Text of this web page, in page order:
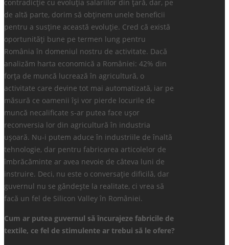
contradicție cu evoluția salariilor din țară, dar, pe
de altă parte, dorim să obținem unele beneficii
pentru a susține această evoluție. Cred că există
oportunități bune pe termen lung pentru
România în domeniul nostru de activitate. Dacă
analizăm harta economică a României: 42% din
forța de muncă lucrează în agricultură, o
activitate care devine tot mai automatizată, iar pe
măsură ce oamenii își vor pierde locurile de
muncă necalificate s-ar putea face ușor
reconversia lor din agricultură în industria
ușoară. Nu-i putem aduce în industriile de înaltă
tehnologie, dar pentru fabricarea articolelor de
îmbrăcăminte ar avea nevoie de câteva luni de
instruire. Deci, nu este o conversație dificilă, dar
guvernul nu se gândește la realitate, ci vrea să
facă un fel de Silicon Valley în României.
Cum ar putea guvernul să încurajeze fabricile de
textile, ce fel de stimulente ar trebui să le ofere?